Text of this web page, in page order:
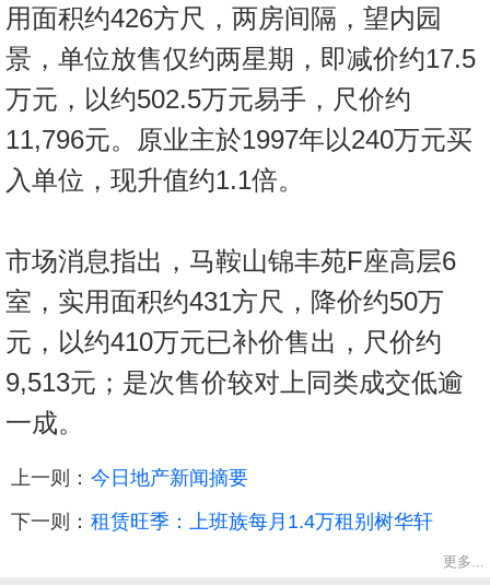
关
於
我
们
用面积约426方尺，两房间隔，望内园
景，单位放售仅约两星期，即减价约17.5
万元，以约502.5万元易手，尺价约
11,796元。原业主於1997年以240万元买
入单位，现升值约1.1倍。
市场消息指出，马鞍山锦丰苑F座高层6
室，实用面积约431方尺，降价约50万
元，以约410万元已补价售出，尺价约
9,513元；是次售价较对上同类成交低逾
一成。
上一则： 今日地产新闻摘要
下一则： 租赁旺季：上班族每月1.4万租别树华轩
更多...